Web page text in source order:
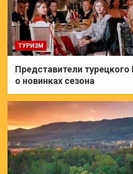
ТУРИЗМ
Представители турецкого
о новинках сезона